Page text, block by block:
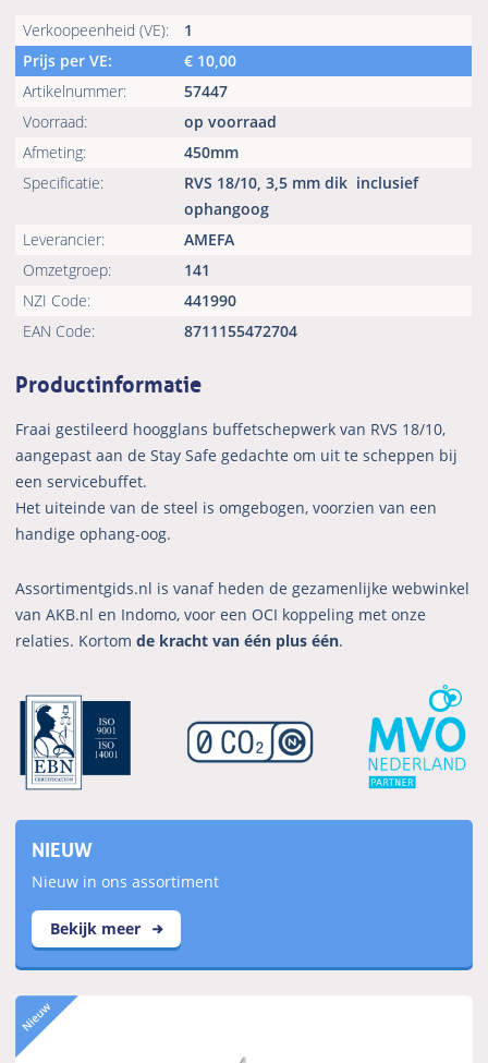
Verkoopeenheid (VE):
1
Prijs per VE:
€ 10,00
Artikelnummer:
57447
Voorraad:
op voorraad
Afmeting:
450mm
Specificatie:
RVS 18/10, 3,5 mm dik inclusief
ophangoog
Leverancier:
AMEFA
Omzetgroep:
141
NZI Code:
441990
EAN Code:
8711155472704
Productinformatie
Fraai gestileerd hoogglans buffetschepwerk van RVS 18/10,
aangepast aan de Stay Safe gedachte om uit te scheppen bij
een servicebuffet.
Het uiteinde van de steel is omgebogen, voorzien van een
handige ophang-oog.
Assortimentgids.nl is vanaf heden de gezamenlijke webwinkel
van AKB.nl en Indomo, voor een OCI koppeling met onze
relaties. Kortomde kracht van één plus één.
NIEUW
Nieuw in ons assortiment
Bekijk meer